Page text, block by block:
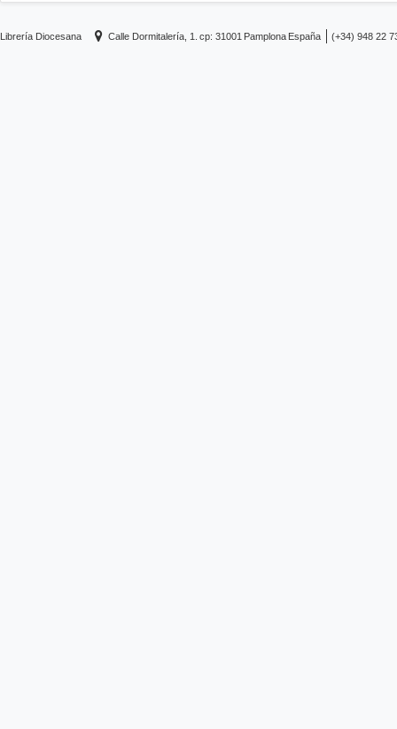
Librería Diocesana Calle Dormitalería, 1. cp: 31001 Pamplona España (+34) 948 22